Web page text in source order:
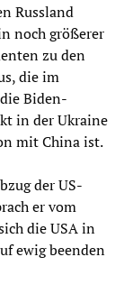
Russland
noch größerer
zu den
die im
Biden-
in der Ukraine
mit China ist.
der US-
er vom
die USA in
ewig beenden